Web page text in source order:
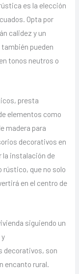
es la elección
Opta por
calidez y un
pueden
tonos neutros o
presta
elementos como
madera para
decorativos en
la instalación de
rústico, que no solo
en el centro de
siguiendo un
decorativos, son
encanto rural.